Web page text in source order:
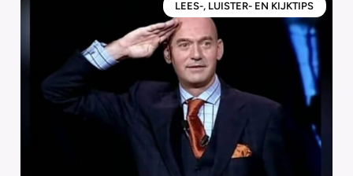
LEES-, LUISTER- EN KIJKTIPS